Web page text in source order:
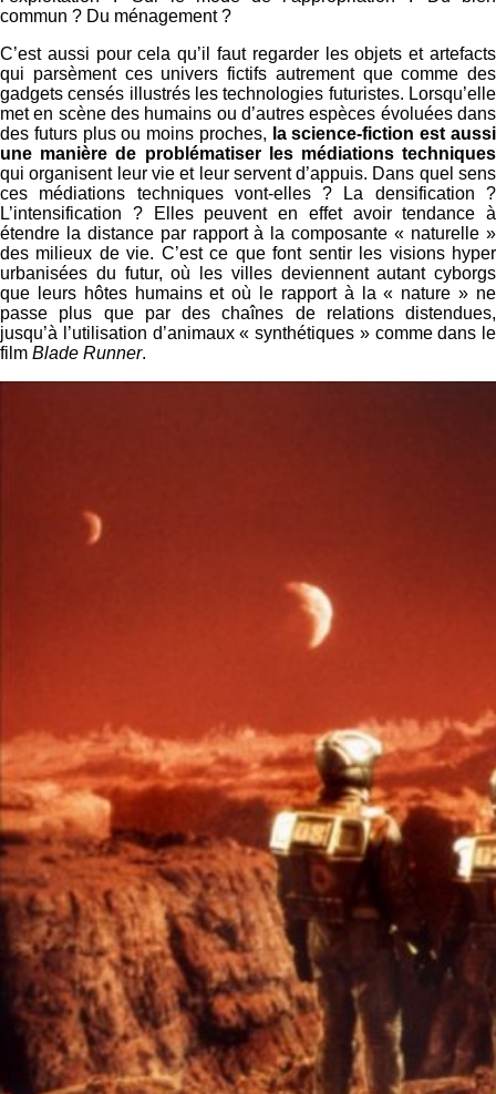
commun ? Du ménagement ?
C’est aussi pour cela qu’il faut regarder les objets et artefacts
qui parsèment ces univers fictifs autrement que comme des
gadgets censés illustrés les technologies futuristes. Lorsqu’elle
met en scène des humains ou d’autres espèces évoluées dans
des futurs plus ou moins proches, la science-fiction est aussi
une manière de problématiser les médiations techniques
qui organisent leur vie et leur servent d’appuis. Dans quel sens
ces médiations techniques vont-elles ? La densification ?
L’intensification ? Elles peuvent en effet avoir tendance à
étendre la distance par rapport à la composante « naturelle »
des milieux de vie. C’est ce que font sentir les visions hyper
urbanisées du futur, où les villes deviennent autant cyborgs
que leurs hôtes humains et où le rapport à la « nature » ne
passe plus que par des chaînes de relations distendues,
jusqu’à l’utilisation d’animaux « synthétiques » comme dans le
film Blade Runner.